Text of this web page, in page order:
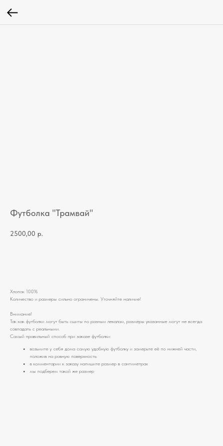
Футболка "Трамвай"
2500,00 р.
Хлопок 100%
Количество и размеры сильно ограничены. Уточняйте наличие!
Внимание!
Так как футболки могут быть сшиты по разным лекалам, размеры указанные могут не всегда
совпадать с реальными.
Самый правильный способ при заказе футболки:
возьмите у себя дома самую удобную футболку и замерьте её по нижней части,
положив на ровную поверхность
в комментарии к заказу напишите размер в сантиметрах
мы подберем такой же размер